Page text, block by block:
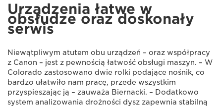
Urządzenia łatwe w
obsłudze oraz doskonały
serwis
Niewątpliwym atutem obu urządzeń – oraz współpracy
z Canon – jest z pewnością łatwość obsługi maszyn. – W
Colorado zastosowano dwie rolki podające nośnik, co
bardzo ułatwiło nam pracę, przede wszystkim
przyspieszając ją – zauważa Biernacki. – Dodatkowo
system analizowania drożności dysz zapewnia stabilną